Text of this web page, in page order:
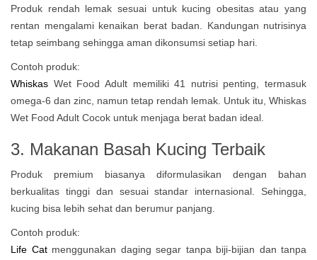
Produk rendah lemak sesuai untuk kucing obesitas atau yang
rentan mengalami kenaikan berat badan. Kandungan nutrisinya
tetap seimbang sehingga aman dikonsumsi setiap hari.
Contoh produk:
Whiskas Wet Food Adult memiliki 41 nutrisi penting, termasuk
omega-6 dan zinc, namun tetap rendah lemak. Untuk itu, Whiskas
Wet Food Adult Cocok untuk menjaga berat badan ideal.
3. Makanan Basah Kucing Terbaik
Produk premium biasanya diformulasikan dengan bahan
berkualitas tinggi dan sesuai standar internasional. Sehingga,
kucing bisa lebih sehat dan berumur panjang.
Contoh produk:
Life Catmenggunakan daging segar tanpa biji-bijian dan tanpa